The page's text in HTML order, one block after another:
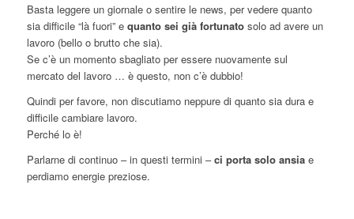
Basta leggere un giornale o sentire le news, per vedere quanto
sia difficile “là fuori” e quanto sei già fortunatosolo ad avere un
lavoro (bello o brutto che sia).
Se c’è un momento sbagliato per essere nuovamente sul
mercato del lavoro … è questo, non c’è dubbio!
Quindi per favore, non discutiamo neppure di quanto sia dura e
difficile cambiare lavoro.
Perché lo è!
Parlarne di continuo – in questi termini –ci porta solo ansiae
perdiamo energie preziose.